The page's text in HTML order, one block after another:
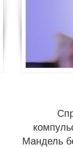
Мандель